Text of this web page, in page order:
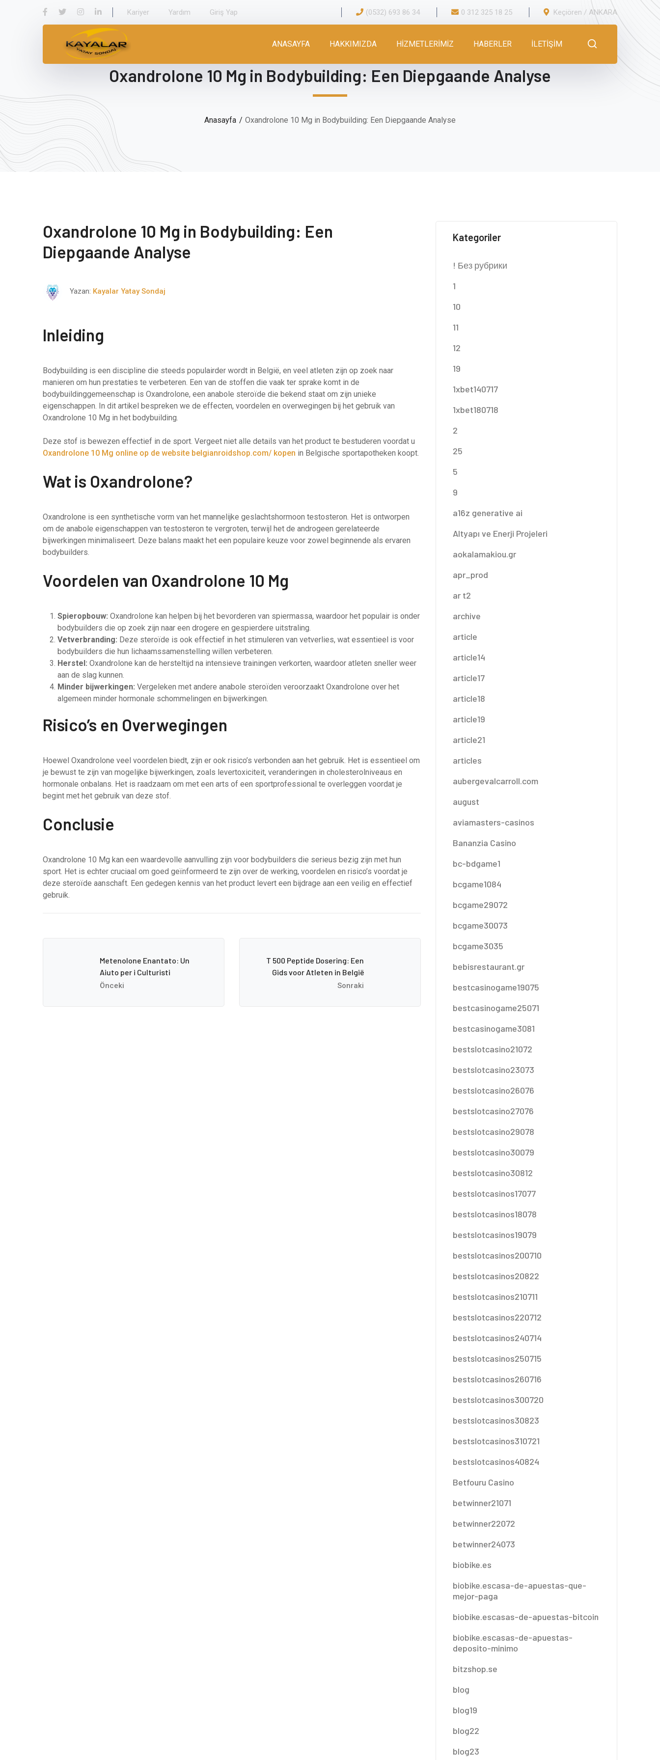
Kariyer Yardım Giriş Yap (0532) 693 86 34 0 312 325 18 25 Keçiören / ANKARA
ANASAYFA HAKKIMIZDA HİZMETLERİMİZ HABERLER İLETİŞİM
Oxandrolone 10 Mg in Bodybuilding: Een Diepgaande Analyse
Anasayfa Oxandrolone 10 Mg in Bodybuilding: Een Diepgaande Analyse
Oxandrolone 10 Mg in Bodybuilding: Een
Diepgaande Analyse
Yazan: Kayalar Yatay Sondaj
Inleiding
Bodybuilding is een discipline die steeds populairder wordt in België, en veel atleten zijn op zoek naar
manieren om hun prestaties te verbeteren. Een van de stoffen die vaak ter sprake komt in de
bodybuildinggemeenschap is Oxandrolone, een anabole steroïde die bekend staat om zijn unieke
eigenschappen. In dit artikel bespreken we de effecten, voordelen en overwegingen bij het gebruik van
Oxandrolone 10 Mg in het bodybuilding.
Deze stof is bewezen effectief in de sport. Vergeet niet alle details van het product te bestuderen voordat u
Oxandrolone 10 Mg online op de website belgianroidshop.com/ kopen in Belgische sportapotheken koopt.
Wat is Oxandrolone?
Oxandrolone is een synthetische vorm van het mannelijke geslachtshormoon testosteron. Het is ontworpen
om de anabole eigenschappen van testosteron te vergroten, terwijl het de androgeen gerelateerde
bijwerkingen minimaliseert. Deze balans maakt het een populaire keuze voor zowel beginnende als ervaren
bodybuilders.
Voordelen van Oxandrolone 10 Mg
Spieropbouw: Oxandrolone kan helpen bij het bevorderen van spiermassa, waardoor het populair is onder
bodybuilders die op zoek zijn naar een drogere en gespierdere uitstraling.
Vetverbranding: Deze steroïde is ook effectief in het stimuleren van vetverlies, wat essentieel is voor
bodybuilders die hun lichaamssamenstelling willen verbeteren.
Herstel: Oxandrolone kan de hersteltijd na intensieve trainingen verkorten, waardoor atleten sneller weer
aan de slag kunnen.
Minder bijwerkingen: Vergeleken met andere anabole steroïden veroorzaakt Oxandrolone over het
algemeen minder hormonale schommelingen en bijwerkingen.
Risico’s en Overwegingen
Hoewel Oxandrolone veel voordelen biedt, zijn er ook risico’s verbonden aan het gebruik. Het is essentieel om
je bewust te zijn van mogelijke bijwerkingen, zoals levertoxiciteit, veranderingen in cholesterolniveaus en
hormonale onbalans. Het is raadzaam om met een arts of een sportprofessional te overleggen voordat je
begint met het gebruik van deze stof.
Conclusie
Oxandrolone 10 Mg kan een waardevolle aanvulling zijn voor bodybuilders die serieus bezig zijn met hun
sport. Het is echter cruciaal om goed geïnformeerd te zijn over de werking, voordelen en risico’s voordat je
deze steroïde aanschaft. Een gedegen kennis van het product levert een bijdrage aan een veilig en effectief
gebruik.
Metenolone Enantato: Un
Aiuto per i Culturisti
Önceki
T 500 Peptide Dosering: Een
Gids voor Atleten in België
Sonraki
Kategoriler
! Без рубрики
1
10
11
12
19
1xbet140717
1xbet180718
2
25
5
9
a16z generative ai
Altyapı ve Enerji Projeleri
aokalamakiou.gr
apr_prod
ar t2
archive
article
article14
article17
article18
article19
article21
articles
aubergevalcarroll.com
august
aviamasters-casinos
Bananzia Casino
bc-bdgame1
bcgame1084
bcgame29072
bcgame30073
bcgame3035
bebisrestaurant.gr
bestcasinogame19075
bestcasinogame25071
bestcasinogame3081
bestslotcasino21072
bestslotcasino23073
bestslotcasino26076
bestslotcasino27076
bestslotcasino29078
bestslotcasino30079
bestslotcasino30812
bestslotcasinos17077
bestslotcasinos18078
bestslotcasinos19079
bestslotcasinos200710
bestslotcasinos20822
bestslotcasinos210711
bestslotcasinos220712
bestslotcasinos240714
bestslotcasinos250715
bestslotcasinos260716
bestslotcasinos300720
bestslotcasinos30823
bestslotcasinos310721
bestslotcasinos40824
Betfouru Casino
betwinner21071
betwinner22072
betwinner24073
biobike.es
biobike.escasa-de-apuestas-que-
mejor-paga
biobike.escasas-de-apuestas-bitcoin
biobike.escasas-de-apuestas-
deposito-minimo
bitzshop.se
blog
blog19
blog22
blog23